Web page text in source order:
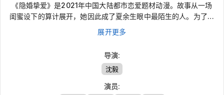
《隐婚挚爱》是2021年中国大陆都市恋爱题材动漫。故事从一场
闺蜜设下的算计展开，她因此成了夏余生眼中最陌生的人。为了把
这段感情彻底放下，她用五年时间逼自己遗忘，却始终敌不过想再
见他的念头。原以为最后一次见面能了却心愿，没想到重逢又将她
未真正消失。
展开更多
导演:
沈毅
演员: